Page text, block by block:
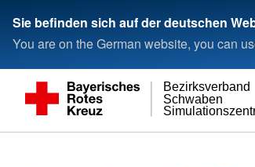
Sie befinden sich auf der deutschen
You are on the German website, you can
Schwaben
Bezirksverband